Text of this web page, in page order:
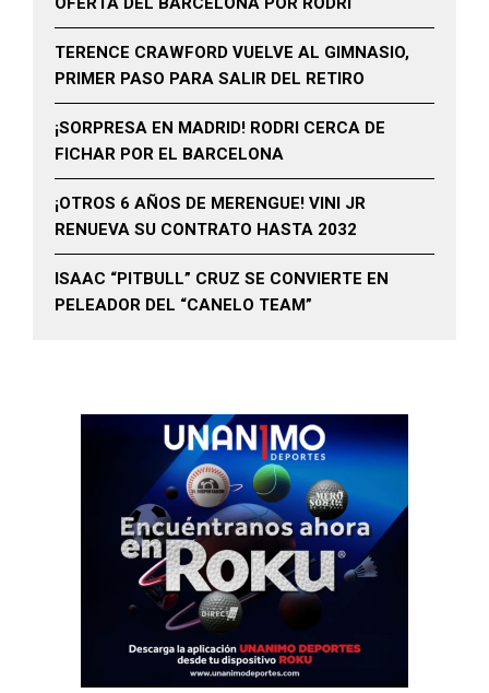
TERENCE CRAWFORD VUELVE AL GIMNASIO,
PRIMER PASO PARA SALIR DEL RETIRO
¡SORPRESA EN MADRID! RODRI CERCA DE
FICHAR POR EL BARCELONA
¡OTROS 6 AÑOS DE MERENGUE! VINI JR
RENUEVA SU CONTRATO HASTA 2032
ISAAC “PITBULL” CRUZ SE CONVIERTE EN
PELEADOR DEL “CANELO TEAM”